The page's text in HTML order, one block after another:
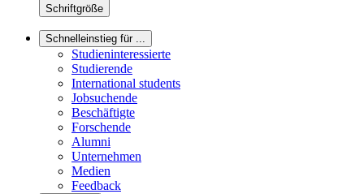
Schriftgröße
Schnelleinstieg für ...
Studieninteressierte
Studierende
International students
Jobsuchende
Beschäftigte
Forschende
Alumni
Unternehmen
Medien
Feedback